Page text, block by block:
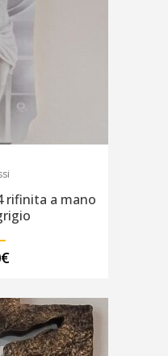
rifinita a mano
€